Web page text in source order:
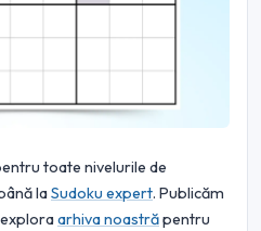
toate nivelurile de
laSudoku expert. Publicăm
arhiva noastrăpentru